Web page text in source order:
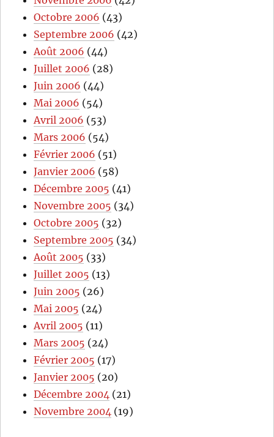
Octobre 2006 (43)
Septembre 2006 (42)
Août 2006 (44)
Juillet 2006 (28)
Juin 2006 (44)
Mai 2006 (54)
Avril 2006 (53)
Mars 2006 (54)
Février 2006 (51)
Janvier 2006 (58)
Décembre 2005 (41)
Novembre 2005 (34)
Octobre 2005 (32)
Septembre 2005 (34)
Août 2005 (33)
Juillet 2005 (13)
Juin 2005 (26)
Mai 2005 (24)
Avril 2005 (11)
Mars 2005 (24)
Février 2005 (17)
Janvier 2005 (20)
Décembre 2004 (21)
Novembre 2004 (19)